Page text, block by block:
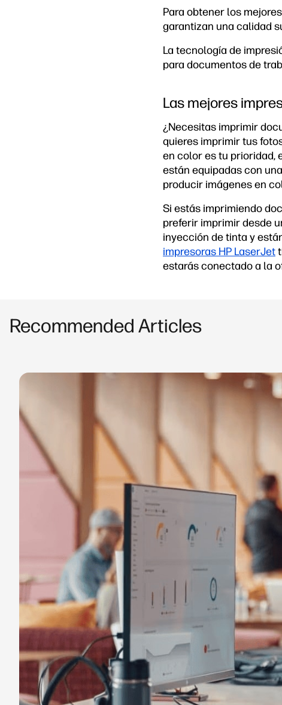
Para obtener los
garantizan una calidad
La tecnología de
para documentos de
Las mejores
¿Necesitas imprimir
quieres imprimir tus
en color es tu prioridad,
están equipadas con
producir imágenes en
Si estás imprimiendo
preferir imprimir desde
inyección de tinta y
impresoras HP LaserJet
estarás conectado a la
Recommended Articles